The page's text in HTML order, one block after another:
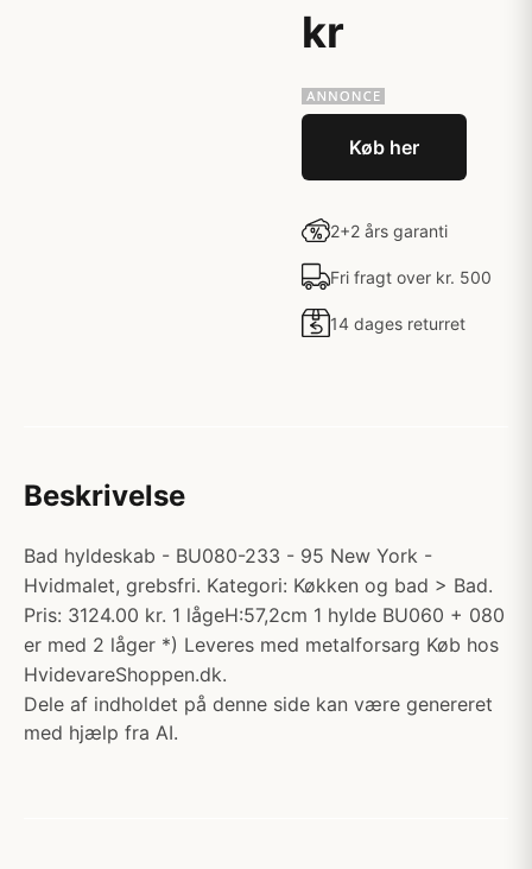
kr
Køb her
2+2 års garanti
Fri fragt over kr. 500
14 dages returret
Beskrivelse
Bad hyldeskab - BU080-233 - 95 New York -
Hvidmalet, grebsfri. Kategori: Køkken og bad > Bad.
Pris: 3124.00 kr. 1 lågeH:57,2cm 1 hylde BU060 + 080
er med 2 låger *) Leveres med metalforsarg Køb hos
HvidevareShoppen.dk.
Dele af indholdet på denne side kan være genereret
med hjælp fra AI.